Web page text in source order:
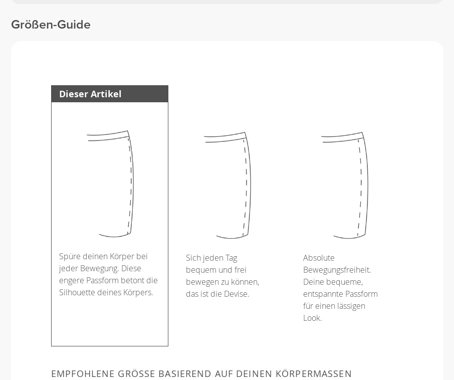
Größen-Guide
Dieser Artikel
Spüre deinen Körper bei
jeder Bewegung. Diese
engere Passform betont die
Silhouette deines Körpers.
Sich jeden Tag
bequem und frei
bewegen zu können,
das ist die Devise.
Absolute
Bewegungsfreiheit.
Deine bequeme,
entspannte Passform
für einen lässigen
Look.
EMPFOHLENE GRÖSSE BASIEREND AUF DEINEN KÖRPERMASSEN